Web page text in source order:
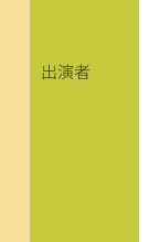
出演者